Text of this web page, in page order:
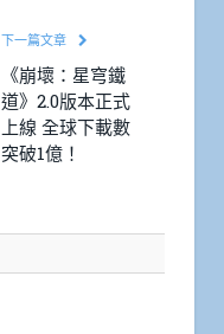
下一篇文章
《崩壞：星穹鐵
道》2.0版本正式
上線 全球下載數
突破1億！